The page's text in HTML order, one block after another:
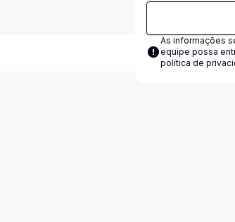
As informações
equipe possa
política de